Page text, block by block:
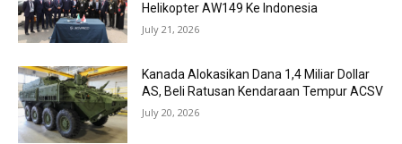
Helikopter AW149 Ke Indonesia
July 21, 2026
Kanada Alokasikan Dana 1,4 Miliar Dollar
AS, Beli Ratusan Kendaraan Tempur ACSV
July 20, 2026